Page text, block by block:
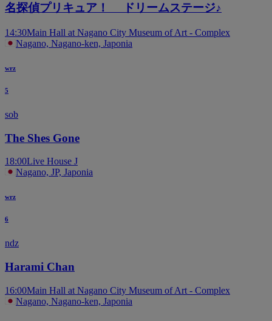
名探偵プリキュア！ ドリームステージ♪
14:30Main Hall at Nagano City Museum of Art - Complex
Nagano, Nagano-ken, Japonia
wrz
5
sob
The Shes Gone
18:00Live House J
Nagano, JP, Japonia
wrz
6
ndz
Harami Chan
16:00Main Hall at Nagano City Museum of Art - Complex
Nagano, Nagano-ken, Japonia